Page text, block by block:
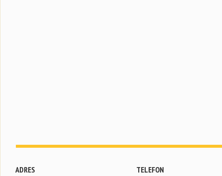
ADRES TELEFON